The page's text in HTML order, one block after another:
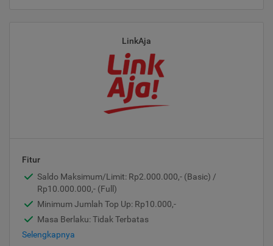
LinkAja
Fitur
Saldo Maksimum/Limit: Rp2.000.000,- (Basic) /
Rp10.000.000,- (Full)
Minimum Jumlah Top Up: Rp10.000,-
Masa Berlaku: Tidak Terbatas
Selengkapnya